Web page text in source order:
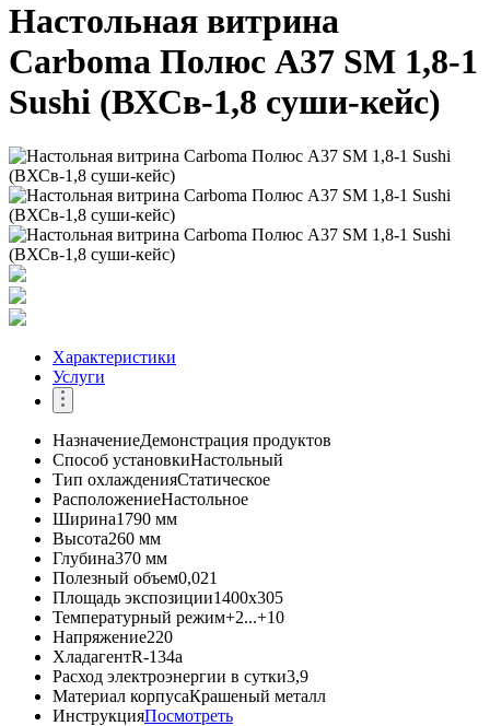
Настольная витрина
Carboma Полюс A37 SM 1,8-1
Sushi (ВХСв-1,8 суши-кейс)
Характеристики
Услуги
НазначениеДемонстрация продуктов
Способ установкиНастольный
Тип охлажденияСтатическое
РасположениеНастольное
Ширина1790 мм
Высота260 мм
Глубина370 мм
Полезный объем0,021
Площадь экспозиции1400х305
Температурный режим+2...+10
Напряжение220
ХладагентR-134a
Расход электроэнергии в сутки3,9
Материал корпусаКрашеный металл
ИнструкцияПосмотреть